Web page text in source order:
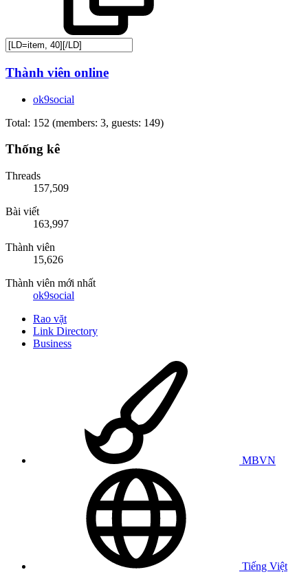
Thành viên online
ok9social
Total: 152 (members: 3, guests: 149)
Thống kê
Threads
157,509
Bài viết
163,997
Thành viên
15,626
Thành viên mới nhất
ok9social
Rao vặt
Link Directory
Business
MBVN
Tiếng Việt